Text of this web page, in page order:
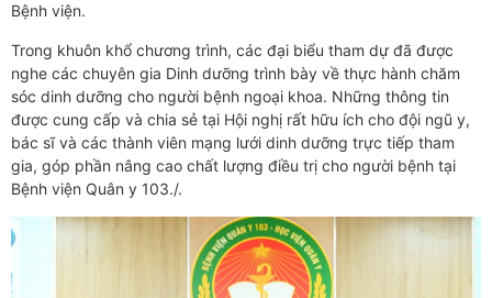
Bệnh viện.
Trong khuôn khổ chương trình, các đại biểu tham dự đã được
nghe các chuyên gia Dinh dưỡng trình bày về thực hành chăm
sóc dinh dưỡng cho người bệnh ngoại khoa. Những thông tin
được cung cấp và chia sẻ tại Hội nghị rất hữu ích cho đội ngũ y,
bác sĩ và các thành viên mạng lưới dinh dưỡng trực tiếp tham
gia, góp phần nâng cao chất lượng điều trị cho người bệnh tại
Bệnh viện Quân y 103./.